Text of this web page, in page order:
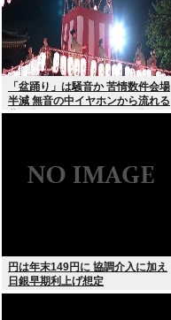
「盆踊り」は騒音か 苦情数件会場
半減 無音の中イヤホンから流れる
曲に合わせ踊るサイレント盆ダン
円は年末149円に 協調介入に加え
日銀早期利上げ想定